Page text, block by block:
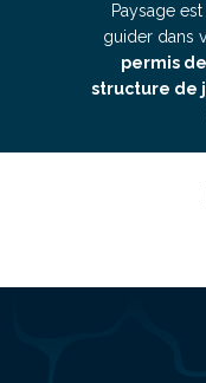
Paysage
guider dans
permis
structure de